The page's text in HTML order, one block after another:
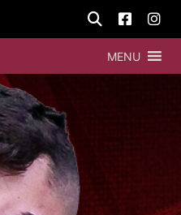
MENU